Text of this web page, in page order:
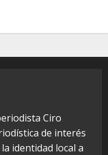
Ciro
de interés
identidad local a